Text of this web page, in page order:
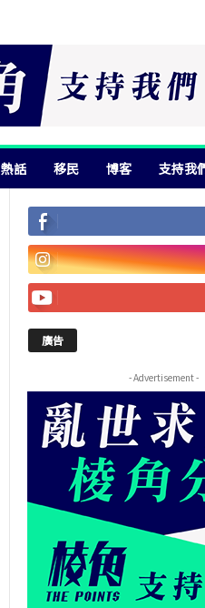
熱話 移民 博客 支持我
廣告
- Advertisement -